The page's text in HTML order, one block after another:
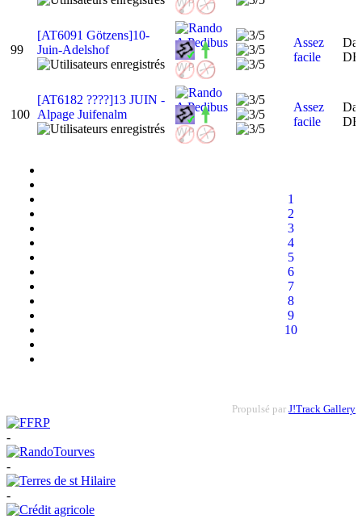
1
2
3
4
5
6
7
8
9
10
99
[AT6091 Götzens]10-
Juin-Adelshof
Assez
facile
100
[AT6182 ????]13 JUIN -
Alpage Juifenalm
Assez
facile
Propulsé par J!Track Gallery
-
-
-